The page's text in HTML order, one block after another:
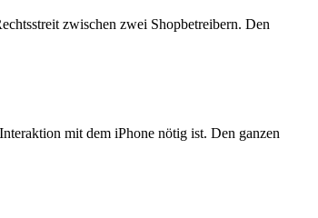
zwischen zwei Shopbetreibern. Den
mit dem iPhone nötig ist. Den ganzen